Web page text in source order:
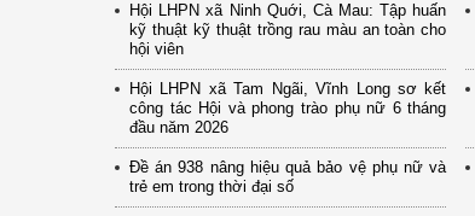
Hội LHPN xã Ninh Quới, Cà Mau: Tập huấn
kỹ thuật kỹ thuật trồng rau màu an toàn cho
hội viên
Hội LHPN xã Tam Ngãi, Vĩnh Long sơ kết
công tác Hội và phong trào phụ nữ 6 tháng
đầu năm 2026
Đề án 938 nâng hiệu quả bảo vệ phụ nữ và
trẻ em trong thời đại số